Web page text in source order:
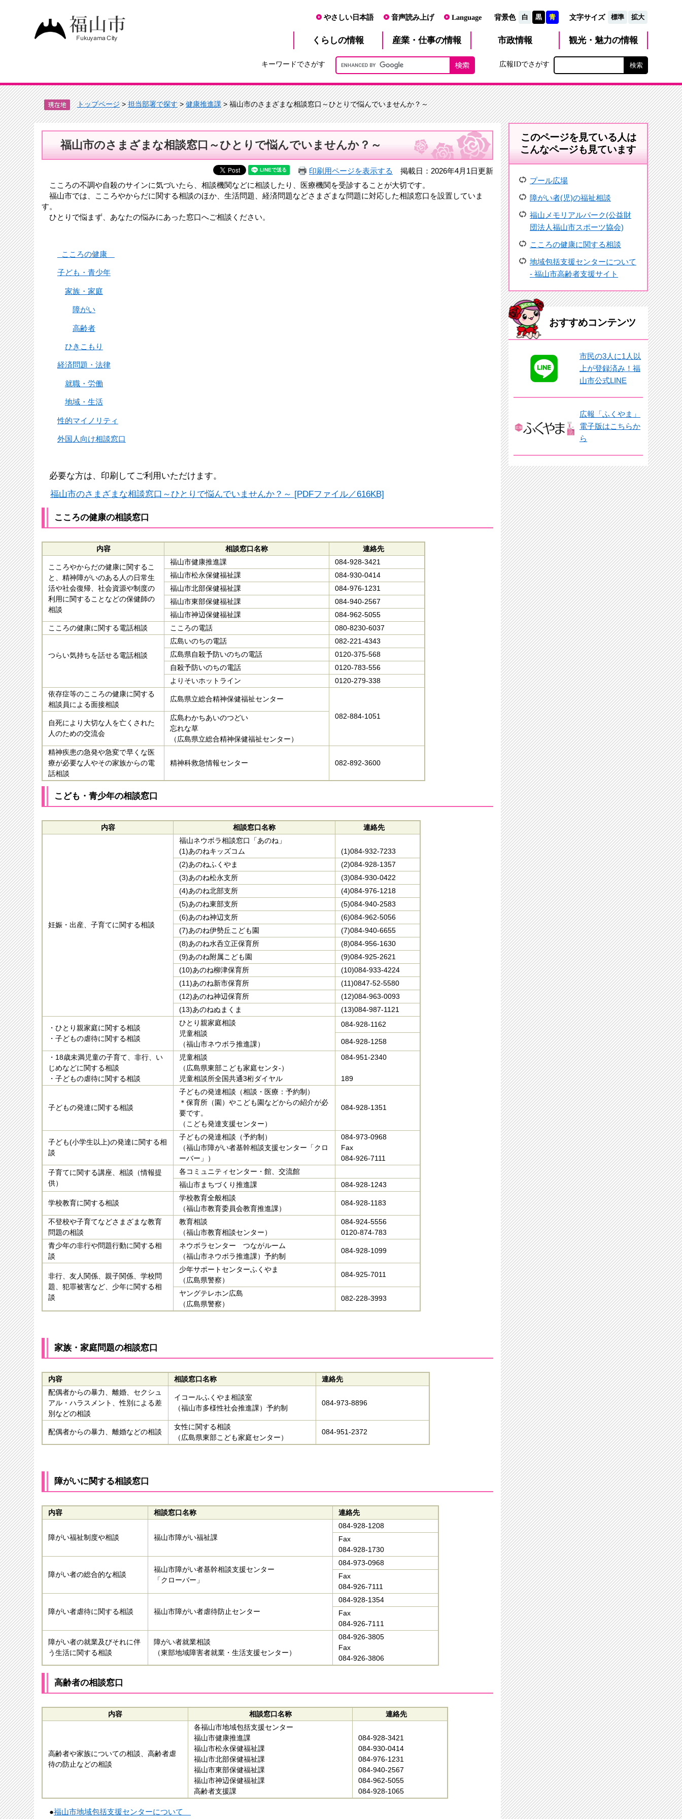
やさしい日本語 音声読み上げ Language 背景色 白 黒 青 文字サイズ 標準 拡大
くらしの情報 産業・仕事の情報 市政情報 観光・魅力の情報
キーワードでさがす 広報IDでさがす
トップページ>担当部署で探す>健康推進課> 福山市のさまざまな相談窓口～ひとりで悩んでいませんか？～
福山市のさまざまな相談窓口～ひとりで悩んでいませんか？～
印刷用ページを表示する
掲載日：2026年4月1日更新
こころの不調や自殺のサインに気づいたら、相談機関などに相談したり、医療機関を受診することが大切です。
福山市では、こころやからだに関する相談のほか、生活問題、経済問題などさまざまな問題に対応した相談窓口を設置していま
す。
ひとりで悩まず、あなたの悩みにあった窓口へご相談ください。
こころの健康
子ども・青少年
家族・家庭
障がい
高齢者
ひきこもり
経済問題・法律
就職・労働
地域・生活
性的マイノリティ
外国人向け相談窓口
必要な方は、印刷してご利用いただけます。
福山市のさまざまな相談窓口～ひとりで悩んでいませんか？～ [PDFファイル／616KB]
こころの健康の相談窓口
内容 相談窓口名称 連絡先
こころやからだの健康に関するこ
と、精神障がいのある人の日常生
活や社会復帰、社会資源や制度の
利用に関することなどの保健師の
相談
福山市健康推進課
084-928-3421
福山市松永保健福祉課
084-930-0414
福山市北部保健福祉課
084-976-1231
福山市東部保健福祉課
084-940-2567
福山市神辺保健福祉課
084-962-5055
こころの健康に関する電話相談
こころの電話 080-8230-6037
つらい気持ちを話せる電話相談
広島いのちの電話
082-221-4343
広島県自殺予防いのちの電話
0120-375-568
自殺予防いのちの電話
0120-783-556
よりそいホットライン
0120‐279‐338
依存症等のこころの健康に関する
相談員による面接相談
広島県立総合精神保健福祉センター
082-884-1051
自死により大切な人を亡くされた
人のための交流会
広島わかちあいのつどい
忘れな草
（広島県立総合精神保健福祉センター）
精神疾患の急発や急変で早くな医
療が必要な人やその家族からの電
話相談
精神科救急情報センター 082-892-3600
こども・青少年の相談窓口
内容 相談窓口名称 連絡先
妊娠・出産、子育てに関する相談
福山ネウボラ相談窓口「あのね」
(1)あのねキッズコム
(1)084-932-7233
(2)あのねふくやま
(2)084-928-1357
(3)あのね松永支所
(3)084-930-0422
(4)あのね北部支所
(4)084-976-1218
(5)あのね東部支所
(5)084-940-2583
(6)あのね神辺支所
(6)084-962-5056
(7)あのね伊勢丘こども園
(7)084-940-6655
(8)あのね水呑立正保育所
(8)084-956-1630
(9)あのね附属こども園
(9)084-925-2621
(10)あのね柳津保育所
(10)084-933-4224
(11)あのね新市保育所
(11)0847-52-5580
(12)あのね神辺保育所
(12)084-963-0093
(13)あのねぬまくま
(13)084-987-1121
・ひとり親家庭に関する相談
・子どもの虐待に関する相談
ひとり親家庭相談
児童相談
（福山市ネウボラ推進課）
084-928-1162
084-928-1258
・18歳未満児童の子育て、非行、い
じめなどに関する相談
・子どもの虐待に関する相談
児童相談
（広島県東部こども家庭センタ‐）
児童相談所全国共通3桁ダイヤル
084-951-2340
189
子どもの発達に関する相談
子どもの発達相談（相談・医療：予約制）
＊保育所（園）やこども園などからの紹介が必
要です。
（こども発達支援センター）
084-928-1351
子ども(小学生以上)の発達に関する相
談
子どもの発達相談（予約制）
（福山市障がい者基幹相談支援センター「クロ
ーバー」）
084-973-0968
Fax
084-926-7111
子育てに関する講座、相談（情報提
供）
各コミュニティセンター・館、交流館
福山市まちづくり推進課
084-928-1243
学校教育に関する相談
学校教育全般相談
（福山市教育委員会教育推進課）
084-928-1183
不登校や子育てなどさまざまな教育
問題の相談
教育相談
（福山市教育相談センター）
084-924-5556
0120-874-783
青少年の非行や問題行動に関する相
談
ネウボラセンター つながルーム
（福山市ネウボラ推進課）予約制
084-928-1099
非行、友人関係、親子関係、学校問
題、犯罪被害など、少年に関する相
談
少年サポートセンターふくやま
（広島県警察）
084-925-7011
ヤングテレホン広島
（広島県警察）
082-228-3993
家族・家庭問題の相談窓口
内容 相談窓口名称
連絡先
配偶者からの暴力、離婚、セクシュ
アル・ハラスメント、性別による差
別などの相談
イコールふくやま相談室
（福山市多様性社会推進課）予約制
084-973-8896
配偶者からの暴力、離婚などの相談
女性に関する相談
（広島県東部こども家庭センター）
084-951-2372
障がいに関する相談窓口
内容 相談窓口名称 連絡先
障がい福祉制度や相談 福山市障がい福祉課
084-928-1208
Fax
084-928-1730
障がい者の総合的な相談
福山市障がい者基幹相談支援センター
「クローバー」
084-973-0968
Fax
084-926-7111
障がい者虐待に関する相談 福山市障がい者虐待防止センター
084‐928-1354
Fax
084‐926‐7111
障がい者の就業及びそれに伴
う生活に関する相談
障がい者就業相談
（東部地域障害者就業・生活支援センター）
084-926-3805
Fax
084-926-3806
高齢者の相談窓口
内容 相談窓口名称 連絡先
高齢者や家族についての相談、高齢者虐
待の防止などの相談
各福山市地域包括支援センター
福山市健康推進課
福山市松永保健福祉課
福山市北部保健福祉課
福山市東部保健福祉課
福山市神辺保健福祉課
高齢者支援課
084-928-3421
084-930-0414
084-976-1231
084-940-2567
084-962-5055
084‐928-1065
●福山市地域包括支援センターについて
このページを見ている人は
こんなページも見ています
プール広場
障がい者(児)の福祉相談
福山メモリアルパーク(公益財
団法人福山市スポーツ協会)
こころの健康に関する相談
地域包括支援センターについて
- 福山市高齢者支援サイト
おすすめコンテンツ
市民の3人に1人以
上が登録済み！福
山市公式LINE
広報「ふくやま」
電子版はこちらか
ら